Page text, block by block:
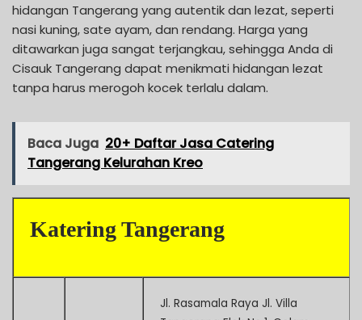
hidangan Tangerang yang autentik dan lezat, seperti
nasi kuning, sate ayam, dan rendang. Harga yang
ditawarkan juga sangat terjangkau, sehingga Anda di
Cisauk Tangerang dapat menikmati hidangan lezat
tanpa harus merogoh kocek terlalu dalam.
Baca Juga 20+ Daftar Jasa Catering
Tangerang Kelurahan Kreo
Katering Tangerang
Jl. Rasamala Raya Jl. Villa